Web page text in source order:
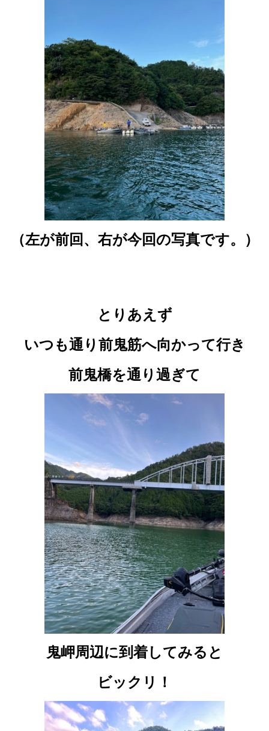
（左が前回、右が今回の写真です。）
とりあえず
いつも通り前鬼筋へ向かって行き
前鬼橋を通り過ぎて
鬼岬周辺に到着してみると
ビックリ！